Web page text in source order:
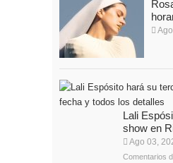
Lali
show en
Ago 03,
Comentarios